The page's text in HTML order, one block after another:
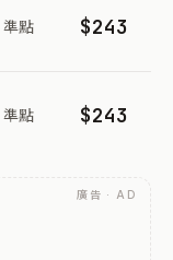
準點 $243
準點 $243
廣告 · AD